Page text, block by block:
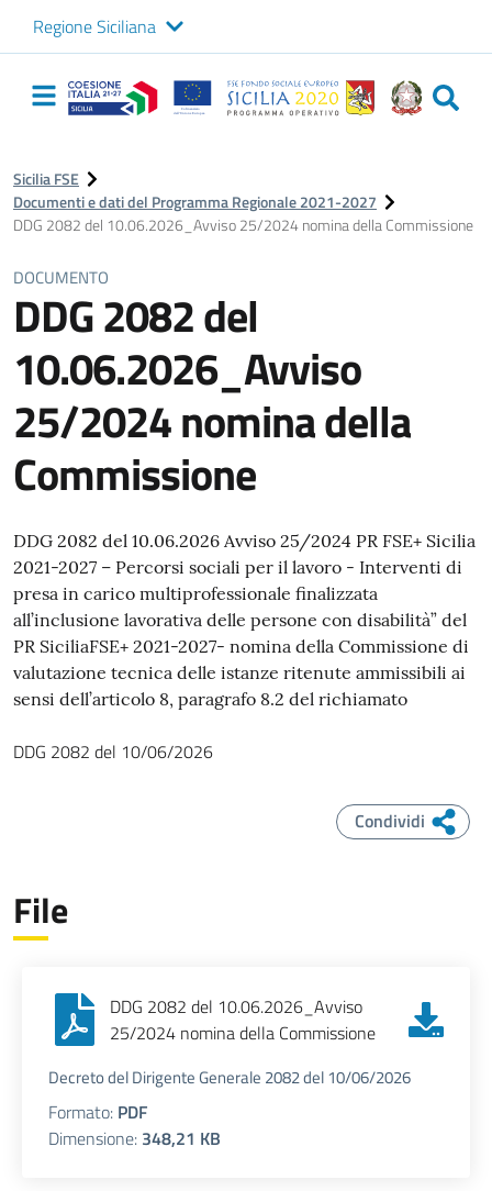
Regione Siciliana
Logo Sicilia FSE
Navigazione
principale
Sicilia FSE
Documenti e dati del Programma Regionale 2021-2027
DDG 2082 del 10.06.2026_Avviso 25/2024 nomina della Commissione
DOCUMENTO
DDG 2082 del
10.06.2026_Avviso
25/2024 nomina della
Commissione
DDG 2082 del 10.06.2026 Avviso 25/2024 PR FSE+ Sicilia
2021-2027 – Percorsi sociali per il lavoro - Interventi di
presa in carico multiprofessionale finalizzata
all’inclusione lavorativa delle persone con disabilità” del
PR SiciliaFSE+ 2021-2027- nomina della Commissione di
valutazione tecnica delle istanze ritenute ammissibili ai
sensi dell’articolo 8, paragrafo 8.2 del richiamato
DDG 2082 del 10/06/2026
Condividi
File
DDG 2082 del 10.06.2026_Avviso
25/2024 nomina della Commissione
Decreto del Dirigente Generale 2082 del 10/06/2026
Formato: PDF
Dimensione: 348,21 KB